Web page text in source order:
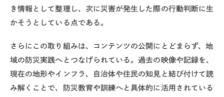
き情報として整理し、次に災害が発生した際の行動判断に生
かそうとしている点である。
さらにこの取り組みは、コンテンツの公開にとどまらず、地
域の防災実践へとつなげられている。過去の映像や記録を、
現在の地形やインフラ、自治体や住民の知見と結び付けて読
み解くことで、防災教育や訓練へと具体的に活用されている